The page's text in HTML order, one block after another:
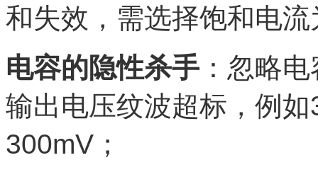
和失效，需选择饱和电
电容的隐性杀手 ：忽略
输出电压纹波超标，例
300mV；